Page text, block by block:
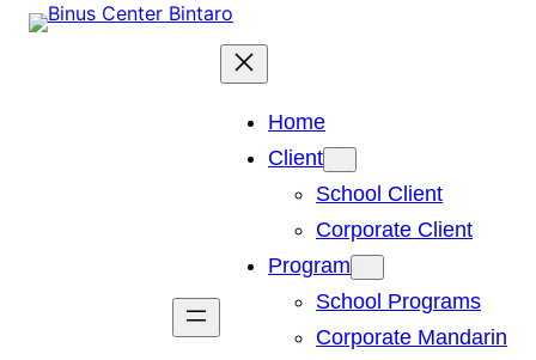
Skip
Home
Client
School Client
Corporate Client
Program
School Programs
Corporate Mandarin